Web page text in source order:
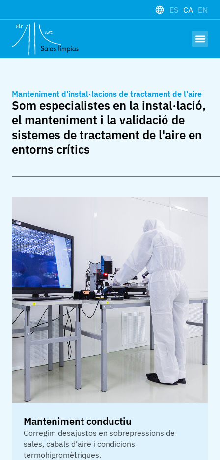
ES CA EN
Manteniment d'instal·lacions de tractament de l'aire
Som especialistes en la instal·lació,
el manteniment i la validació de
sistemes de tractament de l'aire en
entorns crítics
Manteniment conductiu
Corregim desajustos en sobrepressions de
sales, cabals d’aire i condicions
termohigromètriques.